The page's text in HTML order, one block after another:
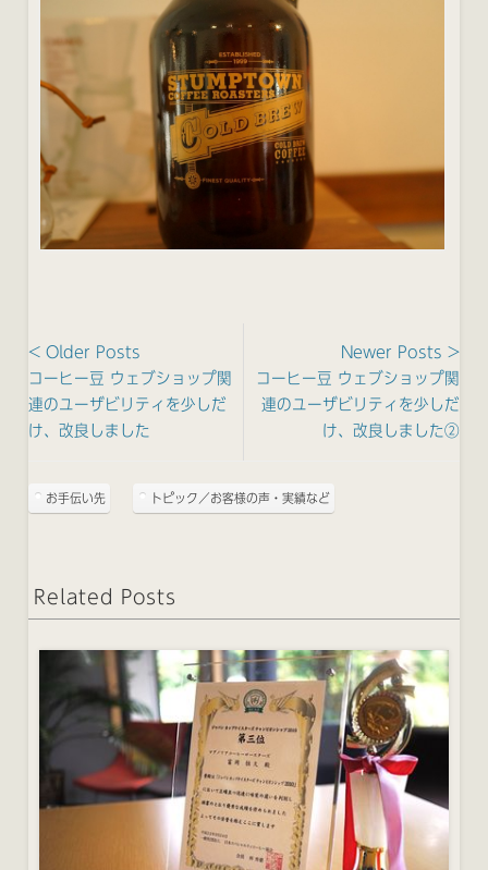
< Older Posts
コーヒー豆 ウェブショップ関
連のユーザビリティを少しだ
け、改良しました
Newer Posts >
コーヒー豆 ウェブショップ関
連のユーザビリティを少しだ
け、改良しました②
お手伝い先 トピック／お客様の声・実績など
Related Posts